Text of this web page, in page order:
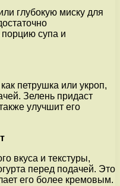
глубокую миску для
порцию супа и
петрушка или укроп,
Зелень придаст
улучшит его
вкуса и текстуры,
перед подачей. Это
его более кремовым.